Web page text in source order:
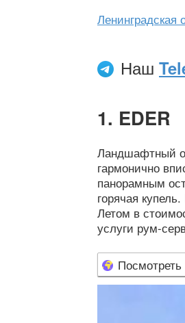
Ленинградская
Наш
EDER
Ландшафтный
гармонично
панорамным
горячая
Летом в
услуги рум-